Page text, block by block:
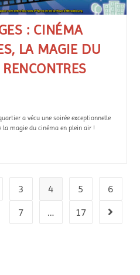
: CINÉMA
LA MAGIE DU
a vécu une soirée exceptionnelle
la magie du cinéma en plein air !
3 4 5
6
7
… 17